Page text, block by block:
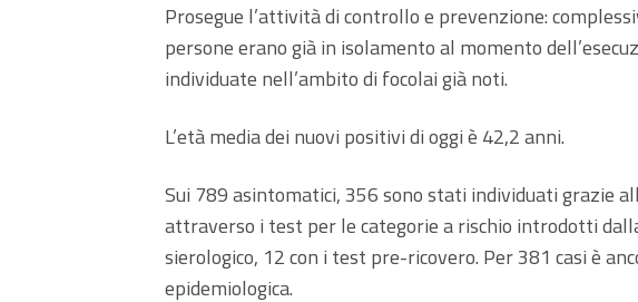
Prosegue l’attività di controllo e prevenzione:
persone erano già in isolamento al momento
individuate nell’ambito di focolai già noti.
L’età media dei nuovi positivi di oggi è 42,2 anni.
Sui 789 asintomatici, 356 sono stati individuati grazie
attraverso i test per le categorie a rischio introdotti
sierologico, 12 con i test pre-ricovero. Per 381 casi è
epidemiologica.